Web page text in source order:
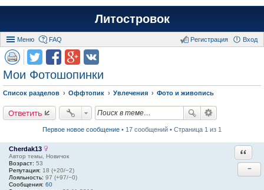
Литостровок
Меню FAQ Вход
Регистрация
Мои Фотошопинки
Список разделов Оффтопик Увлечения Фото и живопись
Ответить
Первое новое сообщение • 17 сообщений • Страница 1 из 1
Cherdak13
Автор темы, Новичок
Возраст: 53
Репутация: 18 (+20/−2)
Лояльность: 97 (+97/−0)
Сообщения: 60
−